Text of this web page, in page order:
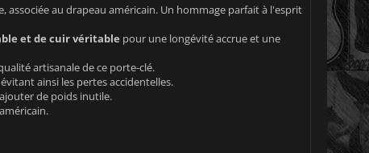
au drapeau américain. Un hommage parfait à l'esprit
et de cuir véritable pour une longévité accrue et une
artisanale de ce porte-clé.
ainsi les pertes accidentelles.
de poids inutile.